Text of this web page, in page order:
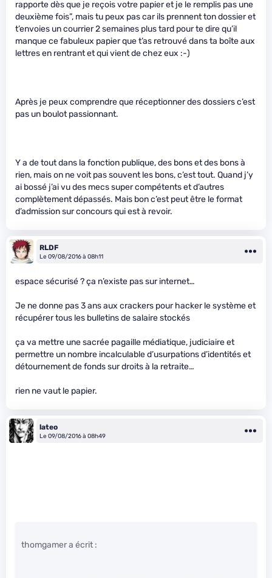
rapporte dès que je reçois votre papier et je le remplis pas une
deuxième fois”, mais tu peux pas car ils prennent ton dossier et
t’envoies un courrier 2 semaines plus tard pour te dire qu’il
manque ce fabuleux papier que t’as retrouvé dans ta boîte aux
lettres en rentrant et qui vient de chez eux :-)
Après je peux comprendre que réceptionner des dossiers c’est
pas un boulot passionnant.
Y a de tout dans la fonction publique, des bons et des bons à
rien, mais on ne voit pas souvent les bons, c’est tout. Quand j’y
ai bossé j’ai vu des mecs super compétents et d’autres
complètement dépassés. Mais bon c’est peut être le format
d’admission sur concours qui est à revoir.
RLDF
Le 09/08/2016 à 08h11
espace sécurisé ? ça n’existe pas sur internet…
Je ne donne pas 3 ans aux crackers pour hacker le système et
récupérer tous les bulletins de salaire stockés
ça va mettre une sacrée pagaille médiatique, judiciaire et
permettre un nombre incalculable d’usurpations d’identités et
détournement de fonds sur droits à la retraite…
rien ne vaut le papier.
lateo
Le 09/08/2016 à 08h49
thomgamer a écrit :